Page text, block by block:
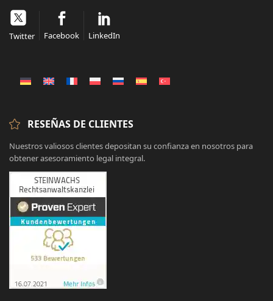
Twitter Facebook LinkedIn
RESEÑAS DE CLIENTES
Nuestros valiosos clientes depositan su confianza en nosotros para
obtener asesoramiento legal integral.